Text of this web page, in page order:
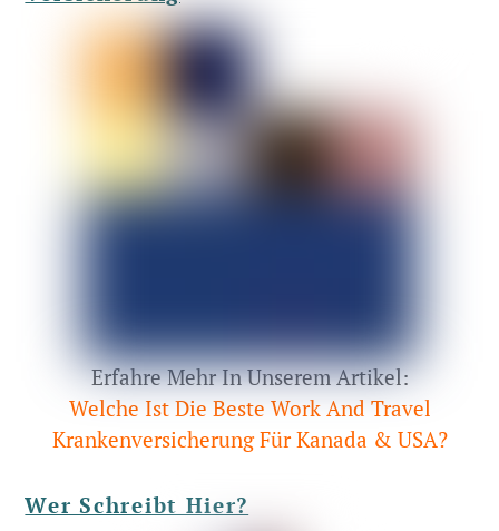
Erfahre Mehr In Unserem Artikel:
Welche Ist Die Beste Work And Travel
Krankenversicherung Für Kanada & USA?
Wer Schreibt Hier?